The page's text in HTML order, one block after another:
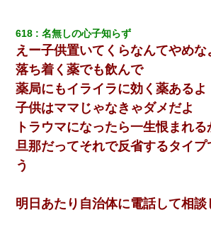
618 名無しの心子知らず
えー子供置いてくらなんてやめ
落ち着く薬でも飲んで
薬局にもイライラに効く薬あるよ
子供はママじゃなきゃダメだよ
トラウマになったら一生恨まれる
旦那だってそれで反省するタイプ
う
明日あたり自治体に電話して相談